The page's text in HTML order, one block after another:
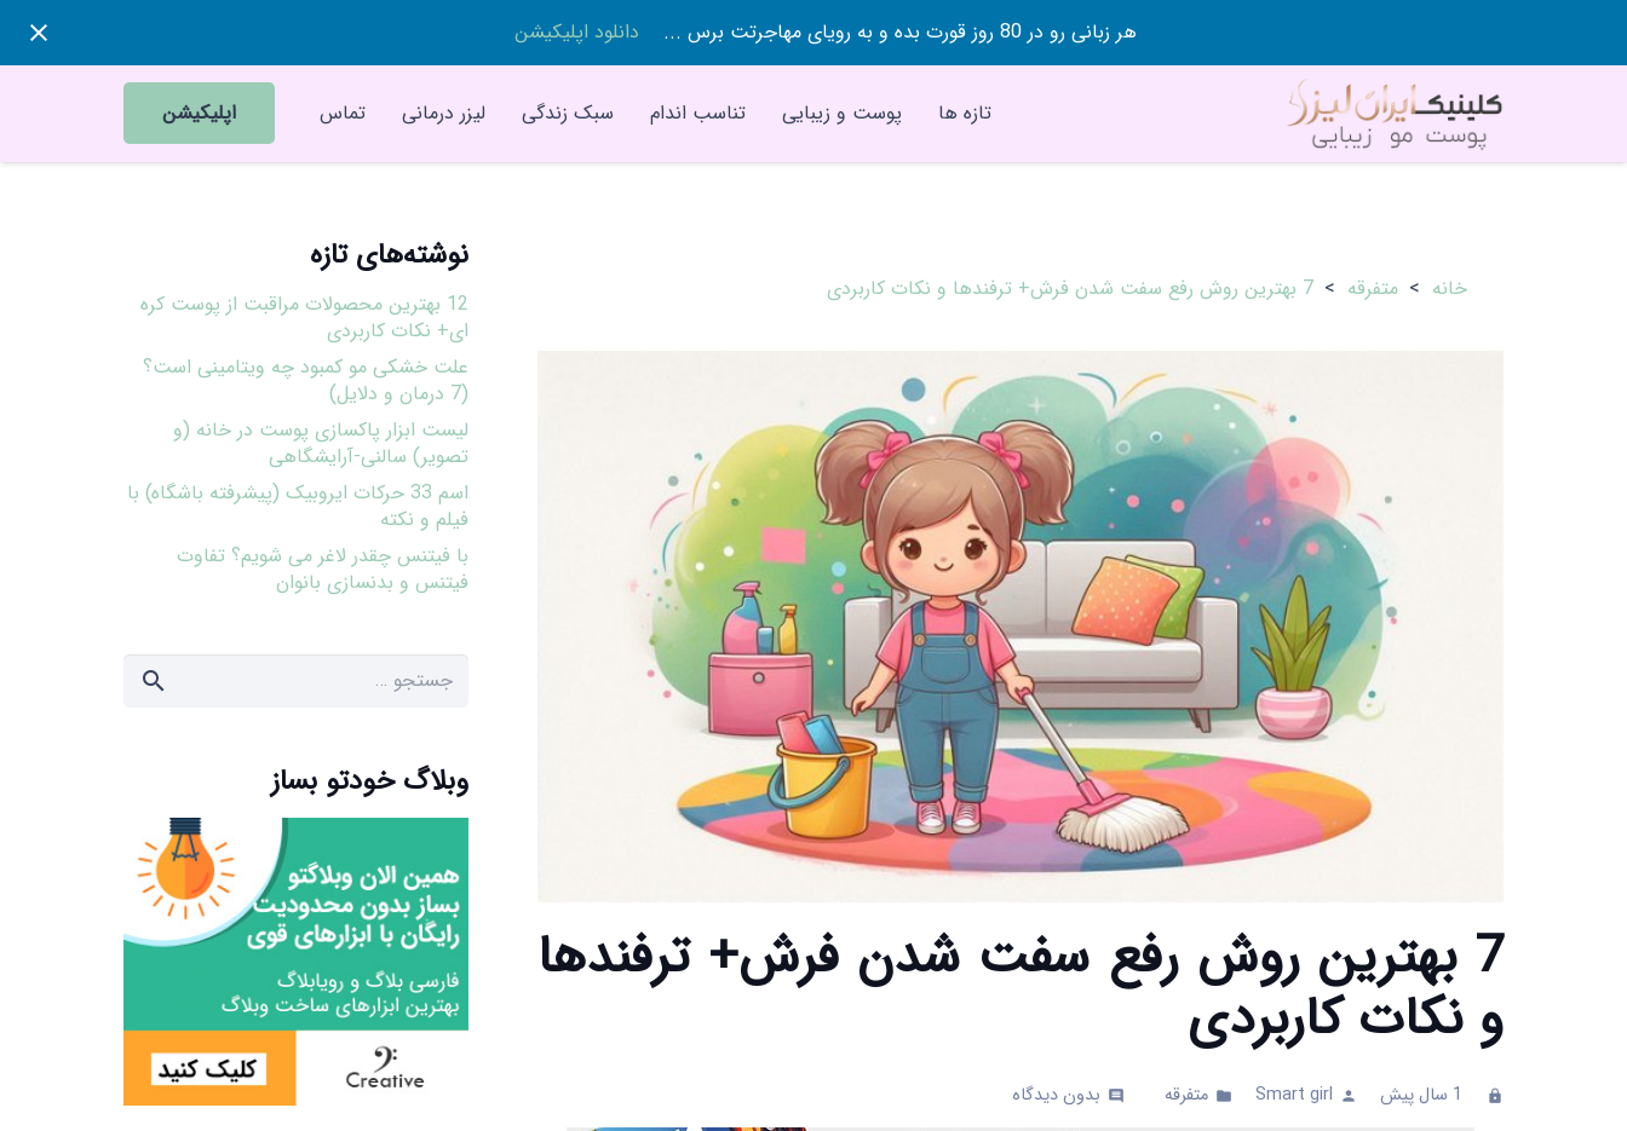
هر زبانی رو در 80 روز قورت بده و به رویای مهاجرتت برس ... دانلود اپلیکیشن
تازه ها پوست و زیبایی تناسب اندام سبک زندگی لیزر درمانی تماس اپلیکیشن
خانه > متفرقه > 7 بهترین روش رفع سفت شدن فرش+ ترفندها و نکات کاربردی
7 بهترین روش رفع سفت شدن فرش+ ترفندها
و نکات کاربردی
clock 1 سال پیش person
Smart girl
folder متفرقه comments بدون دیدگاه
نوشته‌های تازه
12 بهترین محصولات مراقبت از پوست کره
ای+ نکات کاربردی
علت خشکی مو کمبود چه ویتامینی است؟
(7 درمان و دلایل)
لیست ابزار پاکسازی پوست در خانه (و
تصویر) سالنی-آرایشگاهی
اسم 33 حرکات ایروبیک (پیشرفته باشگاه) با
فیلم و نکته
با فیتنس چقدر لاغر می شویم؟ تفاوت
فیتنس و بدنسازی بانوان
جستجو
وبلاگ خودتو بساز